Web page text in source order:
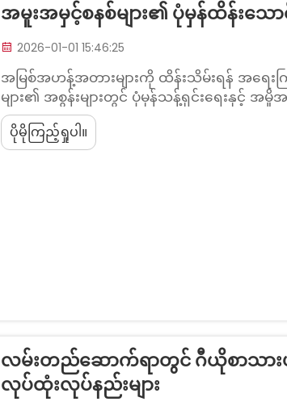
အမူးအမှင့်စနစ်များ၏ ပုံမှန်ထိန်းသော
2026-01-01 15:46:25
အမြစ်အဟန့်အတားများကို ထိန်းသိမ်းရန် အရေး
များ၏ အစွန်းများတွင် ပုံမှန်သန့်ရှင်းရေးနှင့် အမှို
တွင် ဇီဝကုန်ကြွင်းကြွင်းများကို ဖယ်ရှားထားခြ
လမ်းကြောင်းများကို ရှာဖွေနိုင်ခြင်းမှ ကာကွယ်
အရောက်မှုရှိသည့် နေရာများသို့ သယ်ဆောင်သွား
ပိုမိုကြည့်ရှုပါ။
လမ်းတည်ဆောက်ရာတွင် ဂီယိုစာသားပ
လုပ်ထုံးလုပ်နည်းများ